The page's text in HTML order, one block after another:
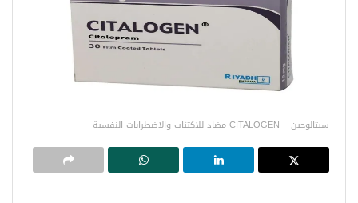
سيتالوجين – CITALOGEN مضاد للاكتئاب والاضطرابات النفسية